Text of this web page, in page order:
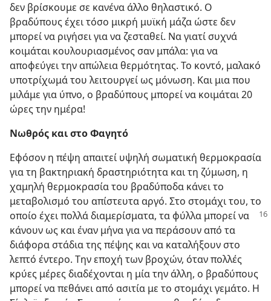
δεν βρίσκουμε σε κανένα άλλο θηλαστικό. Ο
βραδύπους έχει τόσο μικρή μυϊκή μάζα ώστε δεν
μπορεί να ριγήσει για να ζεσταθεί. Να γιατί συχνά
κοιμάται κουλουριασμένος σαν μπάλα: για να
αποφεύγει την απώλεια θερμότητας. Το κοντό, μαλακό
υποτρίχωμά του λειτουργεί ως μόνωση. Και μια που
μιλάμε για ύπνο, ο βραδύπους μπορεί να κοιμάται 20
ώρες την ημέρα!
Νωθρός και στο Φαγητό
Εφόσον η πέψη απαιτεί υψηλή σωματική θερμοκρασία
για τη βακτηριακή δραστηριότητα και τη ζύμωση, η
χαμηλή θερμοκρασία του βραδύποδα κάνει το
μεταβολισμό του απίστευτα αργό. Στο στομάχι του, το
οποίο έχει πολλά διαμερίσματα, τα φύλλα μπορεί να
κάνουν ως και έναν μήνα για να περάσουν από τα
διάφορα στάδια της πέψης και να καταλήξουν στο
λεπτό έντερο. Την εποχή των βροχών, όταν πολλές
κρύες μέρες διαδέχονται η μία την άλλη, ο βραδύπους
μπορεί να πεθάνει από ασιτία με το στομάχι γεμάτο. Η